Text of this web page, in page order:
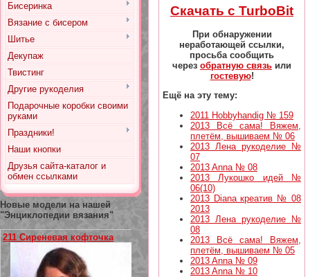
Бисеринка
Вязание с бисером
Шитье
Декупаж
Твистинг
Другие рукоделия
Подарочные коробки своими
руками
Праздники!
Наши кнопки
Друзья сайта-каталог и
обмен ссылками
Новые модели на нашей
"Энциклопедии вязания"
211 Сиреневая кофточка
Скачать с TurboBit
При обнаружении
неработающей ссылки,
просьба сообщить
через обратную связь или
гостевую!
Ещё на эту тему:
2011 Hobbyhandig № 159
2013 Всё сама! Вяжем,
плетём, вышиваем № 06
2013 Лена рукоделие №
07
2013 Anna № 08
2013 Лукошко идей №
06(10)
2013 Diana креатив № 08
2013
2013 Лена рукоделие №
08
2013 Всё сама! Вяжем,
плетём, вышиваем № 05
2013 Anna № 09
2013 Anna № 10